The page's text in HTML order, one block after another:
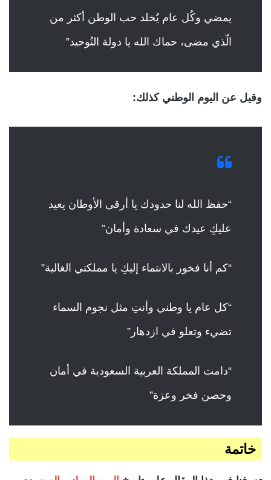
يمضي وكُل عام يُخلد حب الوطن أكثر من
الّذي مضى، حماك الله يا دولة التُوحيد”
وقيل عن اليوم الوطني كذلك:
“حفظ الله لنا حدودك يا أرقى الأوطان يعيد
عليكِ عيدك في سعادة وأمان”
“كم أنا فخور بالانتماء إليكِ يا مملكتي الغالية”
“كل عام يا وطني وأنتِ مثل نجوم السماء
تضيء وتعلو في ازدهار”
“دامت المملكة العربية السعودية في أمان
وحصن فخر وعزة”
خاتمة